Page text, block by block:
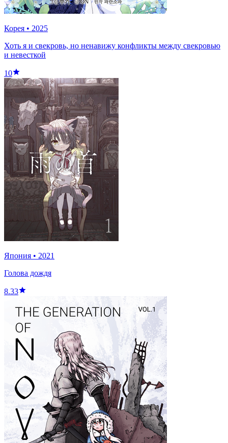
Корея • 2025
Хоть я и свекровь, но ненавижу конфликты между свекровью
и невесткой
10
Япония • 2021
Голова дождя
8.33